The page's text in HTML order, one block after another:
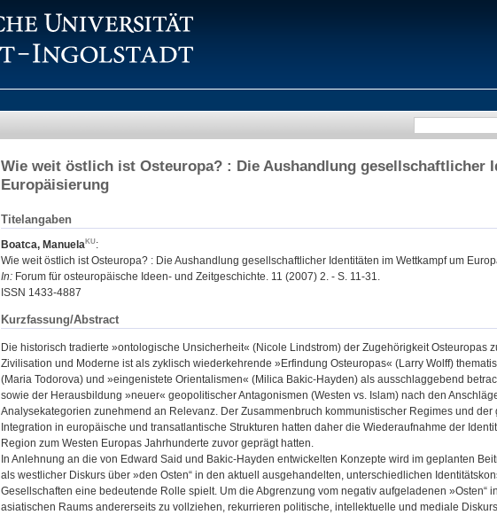
Wie weit östlich ist Osteuropa? : Die Aushandlung gesellschaftlicher
Europäisierung
Titelangaben
Boatca, Manuela
:
Wie weit östlich ist Osteuropa? : Die Aushandlung gesellschaftlicher Identitäten im Wettkampf um
In: Forum für osteuropäische Ideen- und Zeitgeschichte. 11 (2007) 2. - S. 11-31.
ISSN 1433-4887
Kurzfassung/Abstract
Die historisch tradierte »ontologische Unsicherheit« (Nicole Lindstrom) der Zugehörigkeit Osteuropas
Zivilisation und Moderne ist als zyklisch wiederkehrende »Erfindung Osteuropas« (Larry Wolff)
(Maria Todorova) und »eingenistete Orientalismen« (Milica Bakic-Hayden) als ausschlaggebend
sowie der Herausbildung »neuer« geopolitischer Antagonismen (Westen vs. Islam) nach den
Analysekategorien zunehmend an Relevanz. Der Zusammenbruch kommunistischer Regimes und
Integration in europäische und transatlantische Strukturen hatten daher die Wiederaufnahme der
Region zum Westen Europas Jahrhunderte zuvor geprägt hatten.
In Anlehnung an die von Edward Said und Bakic-Hayden entwickelten Konzepte wird im geplanten
als westlicher Diskurs über »den Osten“ in den aktuell ausgehandelten, unterschiedlichen
Gesellschaften eine bedeutende Rolle spielt. Um die Abgrenzung vom negativ aufgeladenen »Osten“
asiatischen Raums andererseits zu vollziehen, rekurrieren politische, intellektuelle und mediale